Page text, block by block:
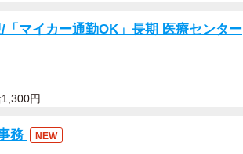
「マイカー通勤OK」長期 医療センター
円
務 NEW